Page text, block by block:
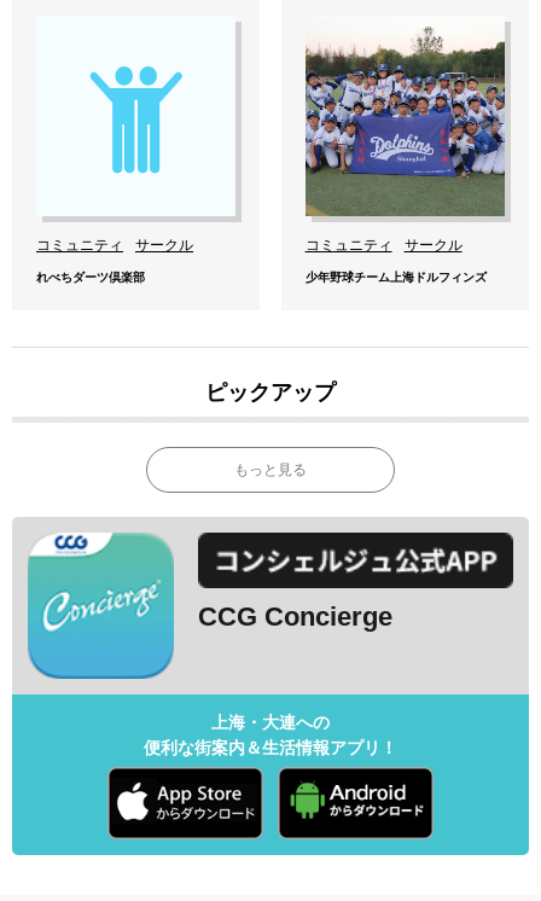
コミュニティ サークル
れべちダーツ倶楽部
コミュニティ サークル
少年野球チーム上海ドルフィンズ
ピックアップ
もっと見る
CCG Concierge
上海・大連への
便利な街案内＆生活情報アプリ！